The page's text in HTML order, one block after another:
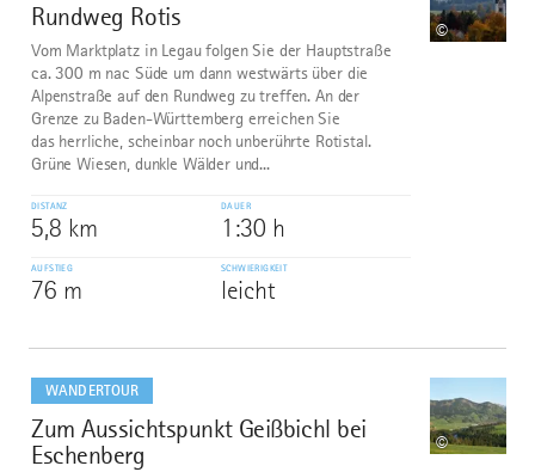
8
Rundweg Rotis
©
Vom Marktplatz in Legau folgen Sie der Hauptstraße
ca. 300 m nac Süde um dann westwärts über die
Alpenstraße auf den Rundweg zu treffen. An der
Grenze zu Baden-Württemberg erreichen Sie
das herrliche, scheinbar noch unberührte Rotistal.
Grüne Wiesen, dunkle Wälder und...
DISTANZ
5,8 km
DAUER
1:30 h
AUFSTIEG
76 m
SCHWIERIGKEIT
leicht
WANDERTOUR
9
Zum Aussichtspunkt Geißbichl bei
Eschenberg
©
dazu